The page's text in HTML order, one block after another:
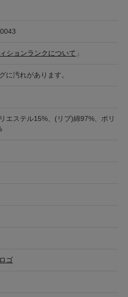
ションランクについて 」
に汚れがあります。
エステル15%、(リブ)綿97%、ポリ
ゴ